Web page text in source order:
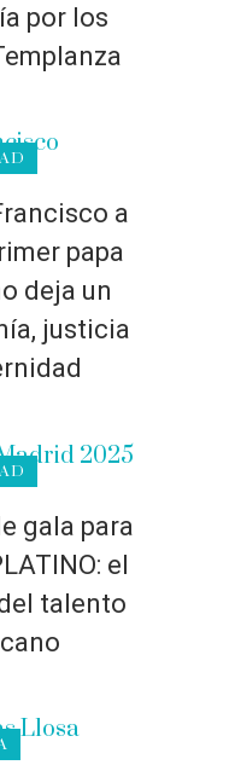
por los
a
papa
deja un
justicia
gala para
el
talento